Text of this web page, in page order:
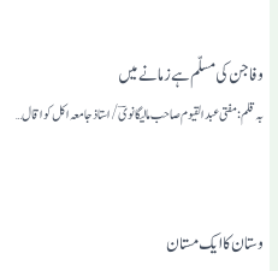
وفاجن کی مسلّم ہے زمانے میں
بہ قلم: مفتی عبدالقیوم صاحب مالیگانویؔ/استاذجامعہ اکل کوا قال…
وستان کاایک مستان